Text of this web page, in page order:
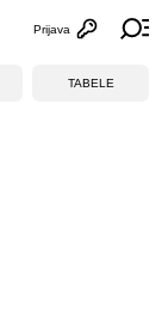
Otvori
Prijava
TABELE